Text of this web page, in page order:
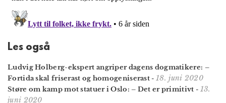
Les også
Ludvig Holberg-ekspert angriper dagens dogmatikere: –
Fortida skal friserast og homogeniserast -18. juni 2020
Støre om kamp mot statuer i Oslo: – Det er primitivt - 13.
juni 2020